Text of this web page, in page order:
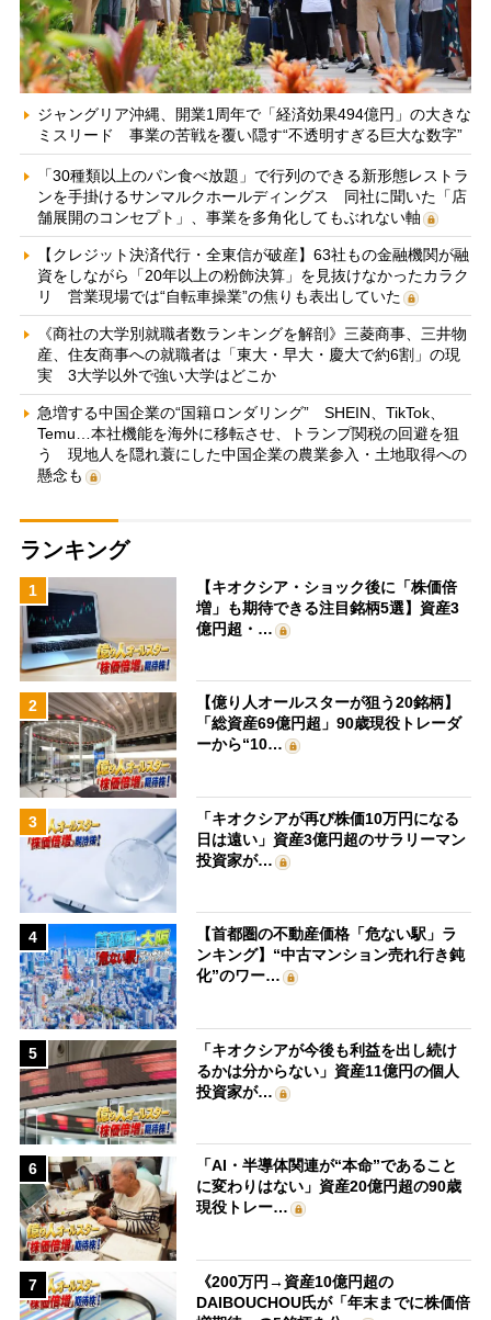
ジャングリア沖縄、開業1周年で「経済効果494億円」の大きな
ミスリード 事業の苦戦を覆い隠す“不透明すぎる巨大な数字”
「30種類以上のパン食べ放題」で行列のできる新形態レストラ
ンを手掛けるサンマルクホールディングス 同社に聞いた「店
舗展開のコンセプト」、事業を多角化してもぶれない軸
【クレジット決済代行・全東信が破産】63社もの金融機関が融
資をしながら「20年以上の粉飾決算」を見抜けなかったカラク
リ 営業現場では“自転車操業”の焦りも表出していた
《商社の大学別就職者数ランキングを解剖》三菱商事、三井物
産、住友商事への就職者は「東大・早大・慶大で約6割」の現
実 3大学以外で強い大学はどこか
急増する中国企業の“国籍ロンダリング” SHEIN、TikTok、
Temu…本社機能を海外に移転させ、トランプ関税の回避を狙
う 現地人を隠れ蓑にした中国企業の農業参入・土地取得への
懸念も
ランキング
1
【キオクシア・ショック後に「株価倍
増」も期待できる注目銘柄5選】資産3
億円超・…
2
【億り人オールスターが狙う20銘柄】
「総資産69億円超」90歳現役トレーダ
ーから“10…
3
「キオクシアが再び株価10万円になる
日は遠い」資産3億円超のサラリーマン
投資家が…
4
【首都圏の不動産価格「危ない駅」ラ
ンキング】“中古マンション売れ行き鈍
化”のワー…
5
「キオクシアが今後も利益を出し続け
るかは分からない」資産11億円の個人
投資家が…
6
「AI・半導体関連が“本命”であること
に変わりはない」資産20億円超の90歳
現役トレー…
7
《200万円→資産10億円超の
DAIBOUCHOU氏が「年末までに株価倍